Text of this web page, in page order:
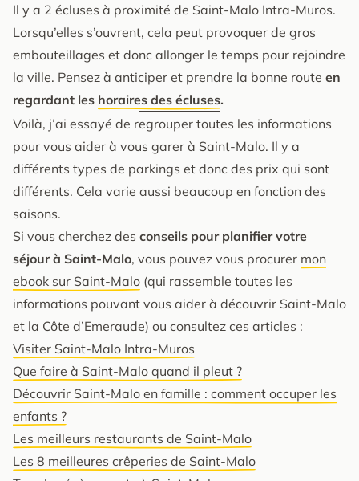
Il y a 2 écluses à proximité de Saint-Malo Intra-Muros.
Lorsqu’elles s’ouvrent, cela peut provoquer de gros
embouteillages et donc allonger le temps pour rejoindre
la ville. Pensez à anticiper et prendre la bonne route en
regardant les horaires des écluses.
Voilà, j’ai essayé de regrouper toutes les informations
pour vous aider à vous garer à Saint-Malo. Il y a
différents types de parkings et donc des prix qui sont
différents. Cela varie aussi beaucoup en fonction des
saisons.
Si vous cherchez des conseils pour planifier votre
séjour à Saint-Malo, vous pouvez vous procurer mon
ebook sur Saint-Malo (qui rassemble toutes les
informations pouvant vous aider à découvrir Saint-Malo
et la Côte d’Emeraude) ou consultez ces articles :
Visiter Saint-Malo Intra-Muros
Que faire à Saint-Malo quand il pleut ?
Découvrir Saint-Malo en famille : comment occuper les
enfants ?
Les meilleurs restaurants de Saint-Malo
Les 8 meilleures crêperies de Saint-Malo